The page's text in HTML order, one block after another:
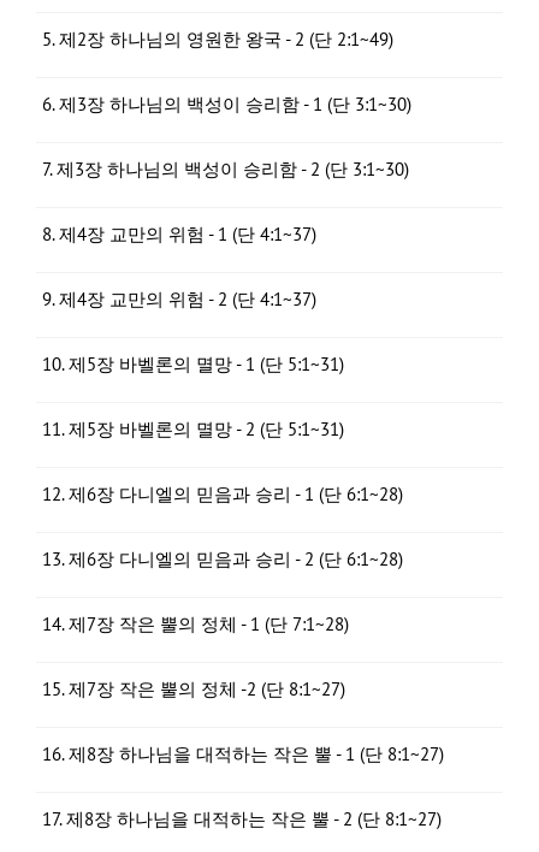
5. 제2장 하나님의 영원한 왕국 - 2 (단 2:1~49)
6. 제3장 하나님의 백성이 승리함 - 1 (단 3:1~30)
7. 제3장 하나님의 백성이 승리함 - 2 (단 3:1~30)
8. 제4장 교만의 위험 - 1 (단 4:1~37)
9. 제4장 교만의 위험 - 2 (단 4:1~37)
10. 제5장 바벨론의 멸망 - 1 (단 5:1~31)
11. 제5장 바벨론의 멸망 - 2 (단 5:1~31)
12. 제6장 다니엘의 믿음과 승리 - 1 (단 6:1~28)
13. 제6장 다니엘의 믿음과 승리 - 2 (단 6:1~28)
14. 제7장 작은 뿔의 정체 - 1 (단 7:1~28)
15. 제7장 작은 뿔의 정체 -2 (단 8:1~27)
16. 제8장 하나님을 대적하는 작은 뿔 - 1 (단 8:1~27)
17. 제8장 하나님을 대적하는 작은 뿔 - 2 (단 8:1~27)